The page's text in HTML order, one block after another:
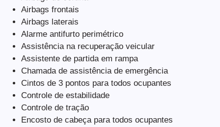
Airbags frontais
Airbags laterais
Alarme antifurto perimétrico
Assistência na recuperação veicular
Assistente de partida em rampa
Chamada de assistência de emergência
Cintos de 3 pontos para todos ocupantes
Controle de estabilidade
Controle de tração
Encosto de cabeça para todos ocupantes